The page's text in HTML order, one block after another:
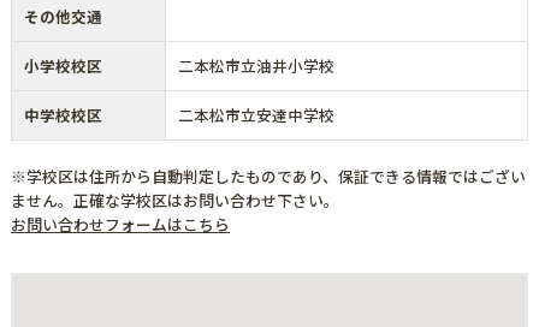
その他交通
小学校校区 二本松市立油井小学校
中学校校区 二本松市立安達中学校
※学校区は住所から自動判定したものであり、保証できる情報ではござい
ません。正確な学校区はお問い合わせ下さい。
お問い合わせフォームはこちら